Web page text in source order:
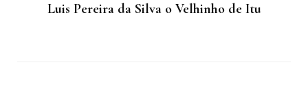
Luis Pereira da Silva o Velhinho de Itu